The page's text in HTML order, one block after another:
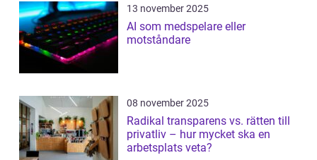
13 november 2025
AI som medspelare eller
motståndare
08 november 2025
Radikal transparens vs. rätten till
privatliv – hur mycket ska en
arbetsplats veta?